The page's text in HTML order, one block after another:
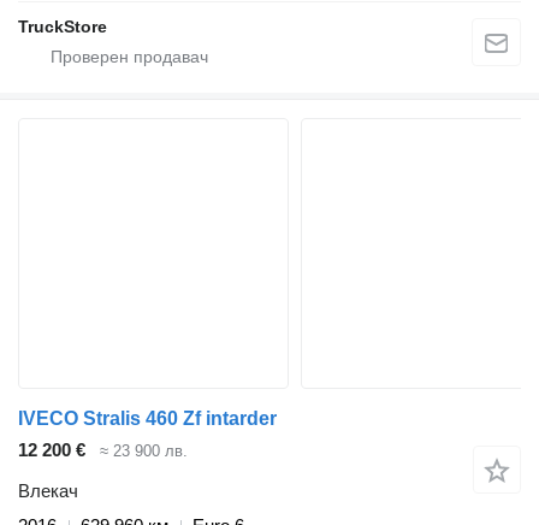
TruckStore
IVECO Stralis 460 Zf intarder
12 200 €
≈ 23 900 лв.
Влекач